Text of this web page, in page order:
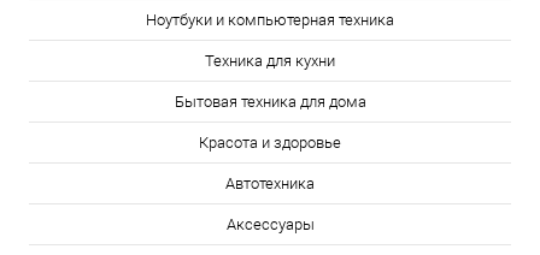
Ноутбуки и компьютерная техника
Техника для кухни
Бытовая техника для дома
Красота и здоровье
Автотехника
Аксессуары